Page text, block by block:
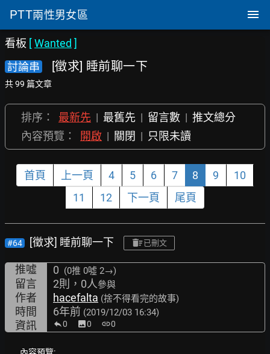
PTT兩性男女區
看板 [Wanted ]
討論串
[徵求] 睡前聊一下
共 99 篇文章
排序： 最新先 | 最舊先 | 留言數 | 推文總分
內容預覽：
開啟 | 關閉 | 只限未讀
首頁 上一頁 4 5 6 7 8 9
10
11
12 下一頁 尾頁
#64 [徵求] 睡前聊一下 已刪文
推噓 0 (0推 0噓 2→)
留言 2則，0人參與
作者 hacefalta (捨不得看完的故事)
時間 6年前 (2019/12/03 16:34)
資訊 0 image0 link0